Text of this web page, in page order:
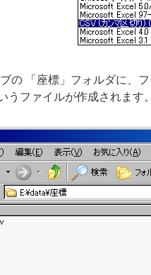
「座標」フォルダに、
うファイルが作成されます。